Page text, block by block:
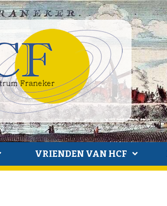
VRIENDEN VAN HCF